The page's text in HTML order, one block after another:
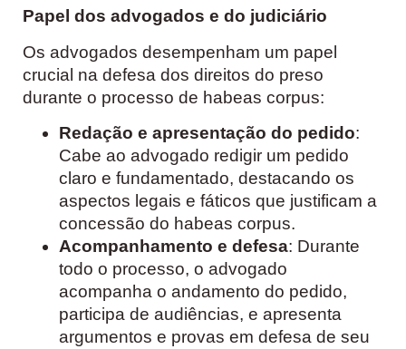
Papel dos advogados e do judiciário
Os advogados desempenham um papel
crucial na defesa dos direitos do preso
durante o processo de habeas corpus:
Redação e apresentação do pedido:
Cabe ao advogado redigir um pedido
claro e fundamentado, destacando os
aspectos legais e fáticos que justificam a
concessão do habeas corpus.
Acompanhamento e defesa: Durante
todo o processo, o advogado
acompanha o andamento do pedido,
participa de audiências, e apresenta
argumentos e provas em defesa de seu